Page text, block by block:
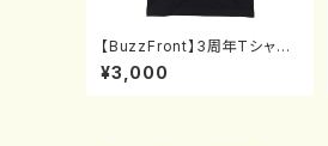
【BuzzFront】3周年Tシャツ
BS(S〜XL)+ピンバッチセット
¥3,000